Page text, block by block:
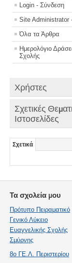
Login - Σύνδεση
Site Administrator -
Όλα τα Άρθρα
Ημερολόγιο
Σχολής
Χρήστες
Σχετικές
Ιστοσελίδες
Σχετικά
Τα σχολεία μου
Πρότυπο Πειραματικό
Γενικό Λύκειο
Ευαγγελικής Σχολής
Σμύρνης
8ο ΓΕ.Λ. Περιστερίου